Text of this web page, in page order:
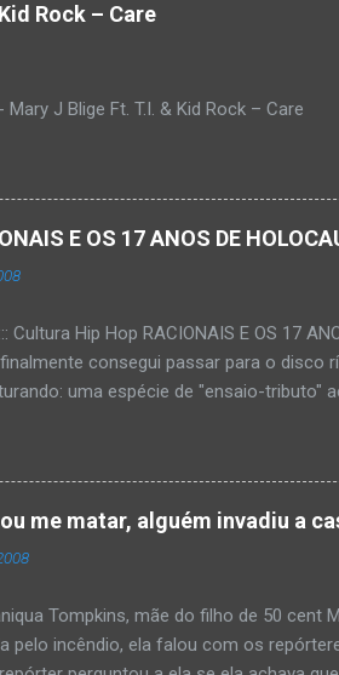
Rock – Care
Mary J Blige Ft. T.I. & Kid Rock – Care
E OS 17 ANOS DE
Cultura Hip Hop RACIONAIS E OS 17
consegui passar para o
uma espécie de "ensaio-tributo"
costume, uma pequena digressão. É
tem memória. Fala-se muito por aí
sociocultural. No que diz respeito ao
responsáveis, tentar mudar essa
Hop tornou-se mais um dos espaços
me matar, alguém invadiu a
Tompkins, mãe do filho de 50 cent
pelo incêndio, ela falou com os